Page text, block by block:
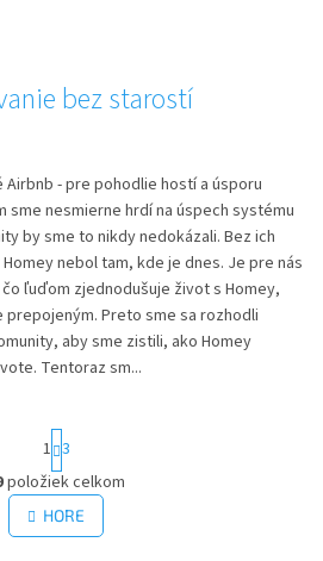
bez starostí
- pre pohodlie hostí a úsporu
sme nesmierne hrdí na úspech systému
by sme to nikdy nedokázali. Bez ich
nebol tam, kde je dnes. Je pre nás
ľuďom zjednodušuje život s Homey,
Preto sme sa rozhodli
aby sme zistili, ako Homey
Tentoraz sm...
O
v
l
S
t
r
á
n
k
1 3
položiek celkom
HORE